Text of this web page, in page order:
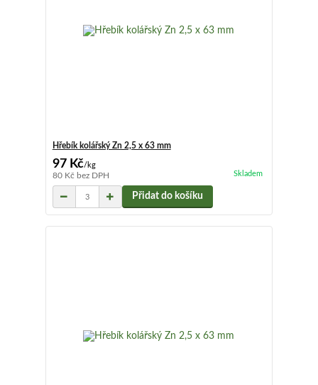
Hřebík kolářský Zn 2,5 x 63 mm
97 Kč/kg
80 Kč bez DPH Skladem
Přidat do košíku